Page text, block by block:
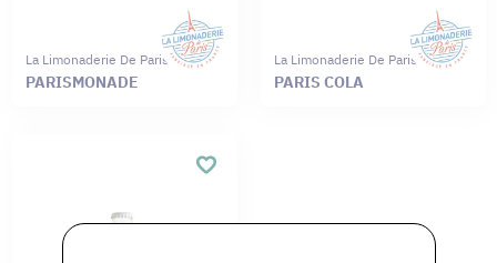
La Limonaderie De Paris
PARISMONADE
La Limonaderie De Paris
PARIS COLA